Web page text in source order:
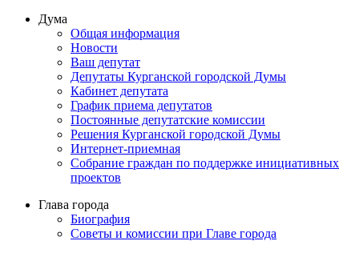
Дума
Общая информация
Новости
Ваш депутат
Депутаты Курганской городской Думы
Кабинет депутата
График приема депутатов
Постоянные депутатские комиссии
Решения Курганской городской Думы
Интернет-приемная
Собрание граждан по поддержке инициативных
проектов
Глава города
Биография
Советы и комиссии при Главе города